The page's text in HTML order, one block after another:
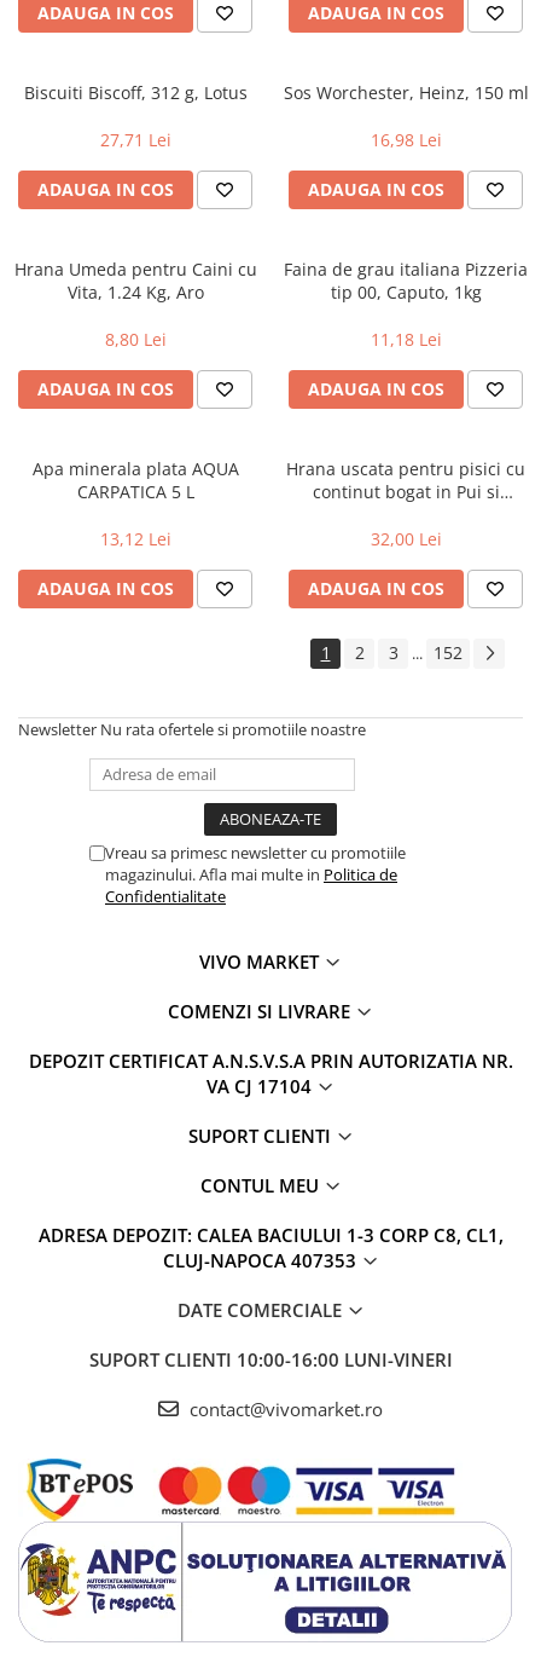
ADAUGA IN COS ADAUGA IN COS
Biscuiti Biscoff, 312 g, Lotus
27,71 Lei
ADAUGA IN COS
Sos Worchester, Heinz, 150 ml
16,98 Lei
ADAUGA IN COS
Hrana Umeda pentru Caini cu
Vita, 1.24 Kg, Aro
8,80 Lei
ADAUGA IN COS
Faina de grau italiana Pizzeria
tip 00, Caputo, 1kg
11,18 Lei
ADAUGA IN COS
Apa minerala plata AQUA
CARPATICA 5 L
13,12 Lei
ADAUGA IN COS
Hrana uscata pentru pisici cu
continut bogat in Pui si
Junior, 800g
32,00 Lei
ADAUGA IN COS
1 2 3 ... 152
Newsletter Nu rata ofertele si promotiile noastre
Vreau sa primesc newsletter cu promotiile
magazinului. Afla mai multe in Politica de
Confidentialitate
VIVO MARKET
COMENZI SI LIVRARE
DEPOZIT CERTIFICAT A.N.S.V.S.A PRIN AUTORIZATIA NR.
VA CJ 17104
SUPORT CLIENTI
CONTUL MEU
ADRESA DEPOZIT: CALEA BACIULUI 1-3 CORP C8, CL1,
CLUJ-NAPOCA 407353
DATE COMERCIALE
SUPORT CLIENTI 10:00-16:00 LUNI-VINERI
contact@vivomarket.ro